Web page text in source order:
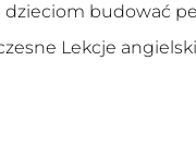
budować
Lekcje